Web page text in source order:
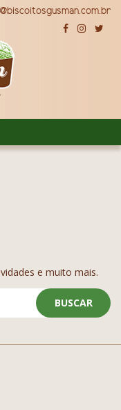
e muito mais.
BUSCAR